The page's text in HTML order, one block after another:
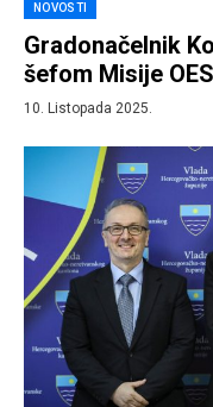
NOVOSTI
Gradonačelnik
šefom Misije
10. Listopada 2025.